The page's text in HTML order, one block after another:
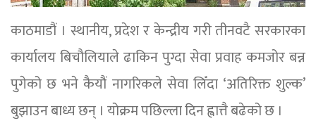
काठमाडौं । स्थानीय, प्रदेश र केन्द्रीय गरी तीनवटै सरकारका
कार्यालय बिचौलियाले ढाकिन पुग्दा सेवा प्रवाह कमजोर बन्न
पुगेको छ भने कैयौं नागरिकले सेवा लिँदा ‘अतिरिक्त शुल्क’
बुझाउन बाध्य छन् । योक्रम पछिल्ला दिन ह्वात्तै बढेको छ ।